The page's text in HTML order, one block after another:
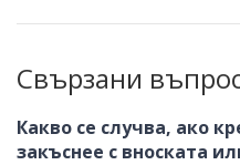
Свързани
Какво се случва, ако
закъснее с вноската